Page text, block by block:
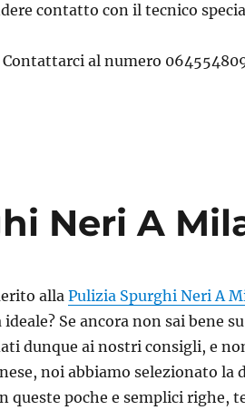
contatto con il tecnico
Contattarci al numero
Neri A
allaPulizia Spurghi Neri A
Se ancora non sai bene
dunque ai nostri consigli, e
noi abbiamo selezionato la
queste poche e semplici righe,